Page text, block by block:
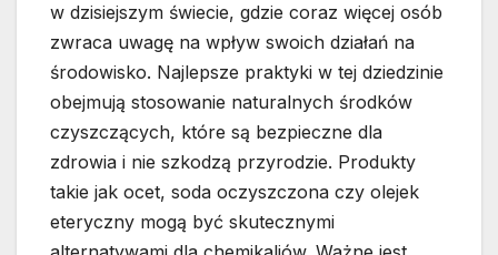
w dzisiejszym świecie, gdzie coraz więcej osób
zwraca uwagę na wpływ swoich działań na
środowisko. Najlepsze praktyki w tej dziedzinie
obejmują stosowanie naturalnych środków
czyszczących, które są bezpieczne dla
zdrowia i nie szkodzą przyrodzie. Produkty
takie jak ocet, soda oczyszczona czy olejek
eteryczny mogą być skutecznymi